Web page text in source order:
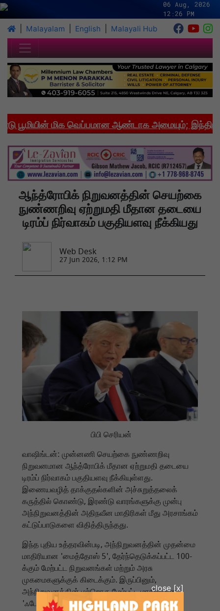
06 Aug, 2026
12:26 PM
Malayalam English Malayali Hub
மிக வெப்பமான ஆண்டாக அமையும்;
ஆந்த்ரோபிக் நிறுவனத்தின் செயற்கை
நுண்ணறிவு ஏற்றுமதி மீதான தடையை
டிரம்ப் நிர்வாகம் பகுதியளவு நீக்கியது
Web Desk
27 Jun 2026, 1:12 PM
பிபி செரியன்
வாஷிங்டன்: முன்னணி செயற்கை நுண்ணறிவு
நிறுவனமான ஆந்த்ரோபிக் மீதான ஏற்றுமதி தடையை
டிரம்ப் நிர்வாகம் பகுதியளவு நீக்கியுள்ளது.
இணையவழித் தாக்குதல்களின் அச்சுறுத்தலைக்
கருத்தில் கொண்டு, இரண்டு வாரங்களுக்கு முன்பு
அந்நிறுவனத்தின் அதிநவீன மாதிரிகள் மீது அரசாங்கம்
கட்டுப்பாடுகளை விதித்திருந்தது.
இந்த புதிய உத்தரவின்படி, அந்நிறுவனத்தின் முதன்மை
மாதிரியான 'மைத்தோஸ் 5', தேர்ந்தெடுக்கப்பட்ட 100-
க்கும் மேற்பட்ட நிறுவனங்கள் மற்றும் அரசு
முகமைகளுக்குக் கிடைக்கும். இருப்பினும்,
அந்நிறுவனத்தின் மற்றொரு மேம்பட்ட மாதிரியான
'ஃபேபிள் 5' மீதான தடை இன்னும் தொடர்கிறது.